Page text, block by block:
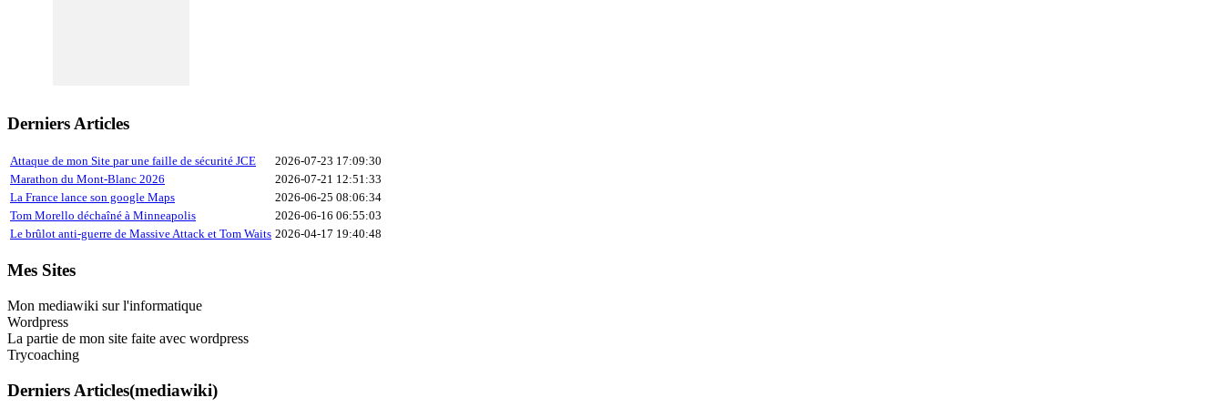
Derniers Articles
Attaque de mon Site par une faille de sécurité JCE
2026-07-23 17:09:30
Marathon du Mont-Blanc 2026
2026-07-21 12:51:33
La France lance son google Maps
2026-06-25 08:06:34
Tom Morello déchaîné à Minneapolis
2026-06-16 06:55:03
Le brûlot anti-guerre de Massive Attack et Tom Waits 2026-04-17 19:40:48
Mes Sites
Mon mediawiki sur l'informatique
Wordpress
La partie de mon site faite avec wordpress
Trycoaching
Derniers Articles(mediawiki)